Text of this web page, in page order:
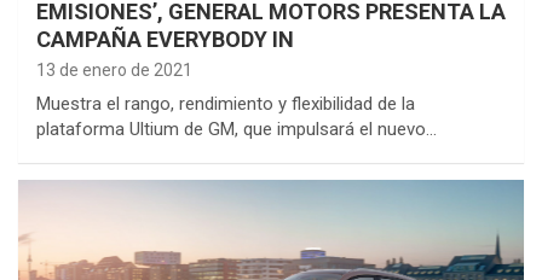
EMISIONES’, GENERAL MOTORS PRESENTA LA
CAMPAÑA EVERYBODY IN
13 de enero de 2021
Muestra el rango, rendimiento y flexibilidad de la
plataforma Ultium de GM, que impulsará el nuevo…